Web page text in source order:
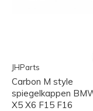
JHParts
Carbon M style
spiegelkappen
X5 X6 F15 F16